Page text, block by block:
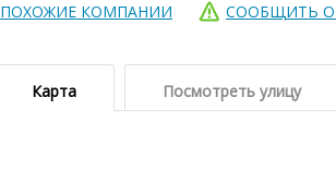
ПОХОЖИЕ КОМПАНИИ СООБЩИТЬ
Карта Посмотреть улицу